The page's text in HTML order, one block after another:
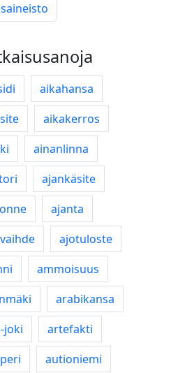
aikahansa
aikakerros
ainanlinna
ajankäsite
ajanta
ajotuloste
ammoisuus
arabikansa
joki
artefakti
autioniemi